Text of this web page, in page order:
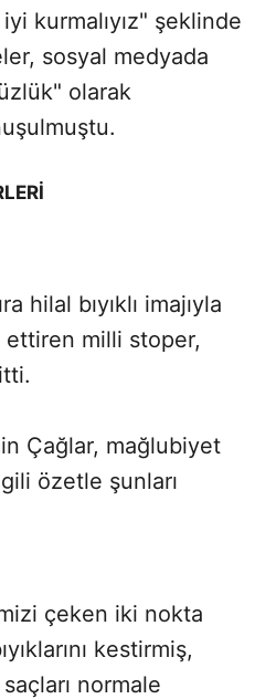
kurmalıyız" şeklinde
sosyal medyada
olarak
hilal bıyıklı imajıyla
ettiren milli stoper,
Çağlar, mağlubiyet
özetle şunları
çeken iki nokta
kestirmiş,
normale